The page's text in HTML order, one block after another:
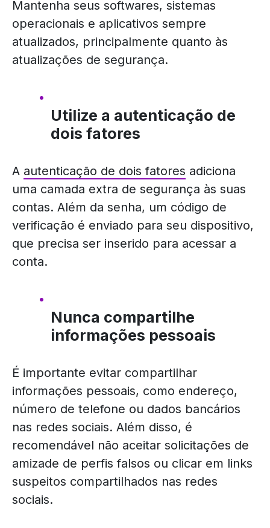
Mantenha seus softwares, sistemas
operacionais e aplicativos sempre
atualizados, principalmente quanto às
atualizações de segurança.
Utilize a autenticação de
dois fatores
A autenticação de dois fatores adiciona
uma camada extra de segurança às suas
contas. Além da senha, um código de
verificação é enviado para seu dispositivo,
que precisa ser inserido para acessar a
conta.
Nunca compartilhe
informações pessoais
É importante evitar compartilhar
informações pessoais, como endereço,
número de telefone ou dados bancários
nas redes sociais. Além disso, é
recomendável não aceitar solicitações de
amizade de perfis falsos ou clicar em links
suspeitos compartilhados nas redes
sociais.